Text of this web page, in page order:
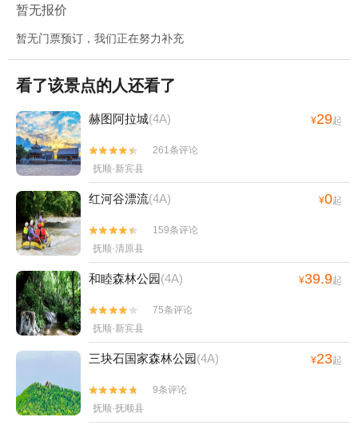
暂无报价
暂无门票预订，我们正在努力补充
看了该景点的人还看了
赫图阿拉城(4A) ¥29起


261条评论
抚顺·新宾县
红河谷漂流(4A) ¥0起


159条评论
抚顺·清原县
和睦森林公园(4A) ¥39.9起


75条评论
抚顺·新宾县
三块石国家森林公园(4A) ¥23起


9条评论
抚顺·抚顺县